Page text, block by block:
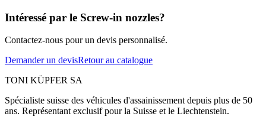
Intéressé par le Screw-in nozzles?
Contactez-nous pour un devis personnalisé.
Demander un devisRetour au catalogue
TONI KÜPFER SA
Spécialiste suisse des véhicules d'assainissement depuis plus de 50
ans. Représentant exclusif pour la Suisse et le Liechtenstein.